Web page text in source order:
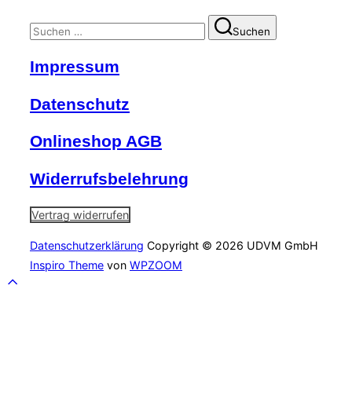
Suchen
nach:
Suchen
Impressum
Datenschutz
Onlineshop AGB
Widerrufsbelehrung
Vertrag widerrufen
Datenschutzerklärung Copyright © 2026 UDVM GmbH
Inspiro Theme von WPZOOM